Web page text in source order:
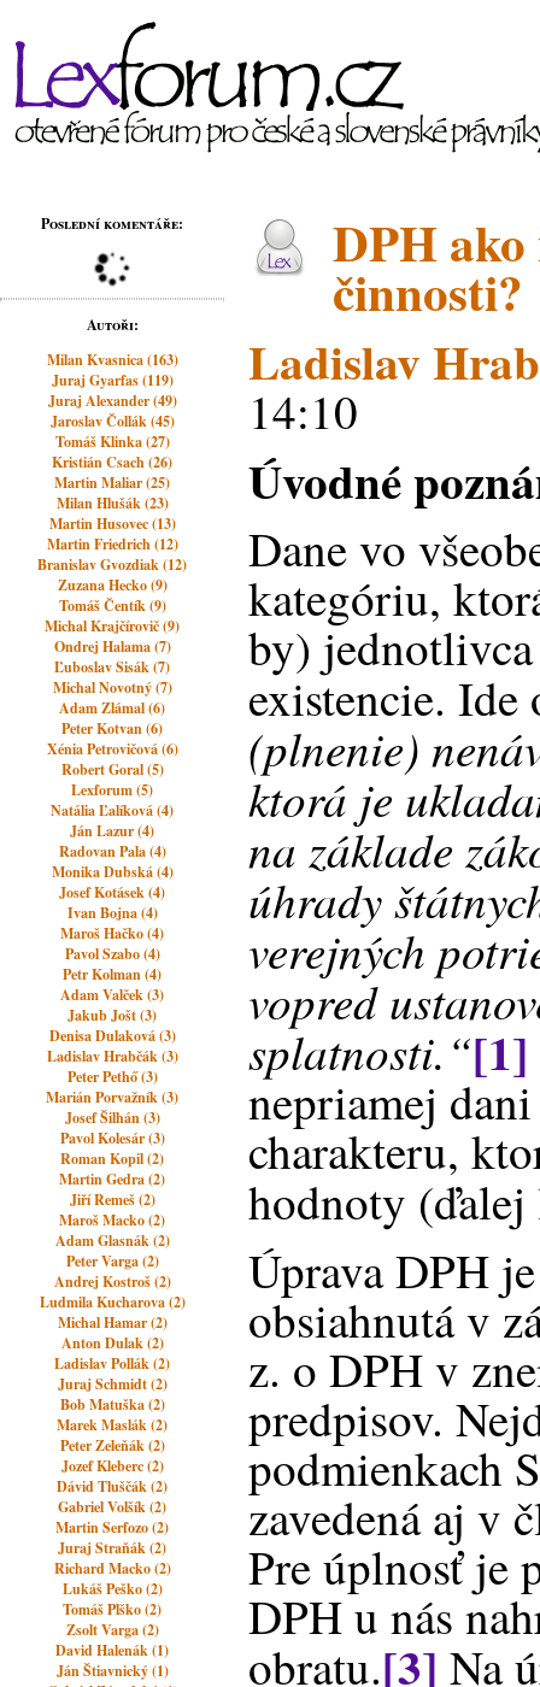
Poslední komentáře:
Autoři:
Milan Kvasnica (163)
Juraj Gyarfas (119)
Juraj Alexander (49)
Jaroslav Čollák (45)
Tomáš Klinka (27)
Kristián Csach (26)
Martin Maliar (25)
Milan Hlušák (23)
Martin Husovec (13)
Martin Friedrich (12)
Branislav Gvozdiak (12)
Zuzana Hecko (9)
Tomáš Čentík (9)
Michal Krajčírovič (9)
Ondrej Halama (7)
Ľuboslav Sisák (7)
Michal Novotný (7)
Adam Zlámal (6)
Peter Kotvan (6)
Xénia Petrovičová (6)
Robert Goral (5)
Lexforum (5)
Natália Ľalíková (4)
Ján Lazur (4)
Radovan Pala (4)
Monika Dubská (4)
Josef Kotásek (4)
Ivan Bojna (4)
Maroš Hačko (4)
Pavol Szabo (4)
Petr Kolman (4)
Adam Valček (3)
Jakub Jošt (3)
Denisa Dulaková (3)
Ladislav Hrabčák (3)
Peter Pethő (3)
Marián Porvažník (3)
Josef Šilhán (3)
Pavol Kolesár (3)
Roman Kopil (2)
Martin Gedra (2)
Jiří Remeš (2)
Maroš Macko (2)
Adam Glasnák (2)
Peter Varga (2)
Andrej Kostroš (2)
Ludmila Kucharova (2)
Michal Hamar (2)
Anton Dulak (2)
Ladislav Pollák (2)
Juraj Schmidt (2)
Bob Matuška (2)
Marek Maslák (2)
Peter Zeleňák (2)
Jozef Kleberc (2)
Dávid Tluščák (2)
Gabriel Volšík (2)
Martin Serfozo (2)
Juraj Straňák (2)
Richard Macko (2)
Lukáš Peško (2)
Tomáš Plško (2)
Zsolt Varga (2)
David Halenák (1)
Ján Štiavnický (1)
DPH
činnosti?
Ladislav
14:10
Úvodné
Dane vo
kategóriu,
by)
existencie.
(plnenie)
ktorá je
na základe
úhrady
verejných
vopred
splatnosti.“[1]
nepriamej
charakteru,
hodnoty (ďalej
Úprava DPH
obsiahnutá v
z. o DPH v
predpisov.
podmienkach
zavedená aj v
Pre úplnosť je
DPH u nás
obratu.[3] Na